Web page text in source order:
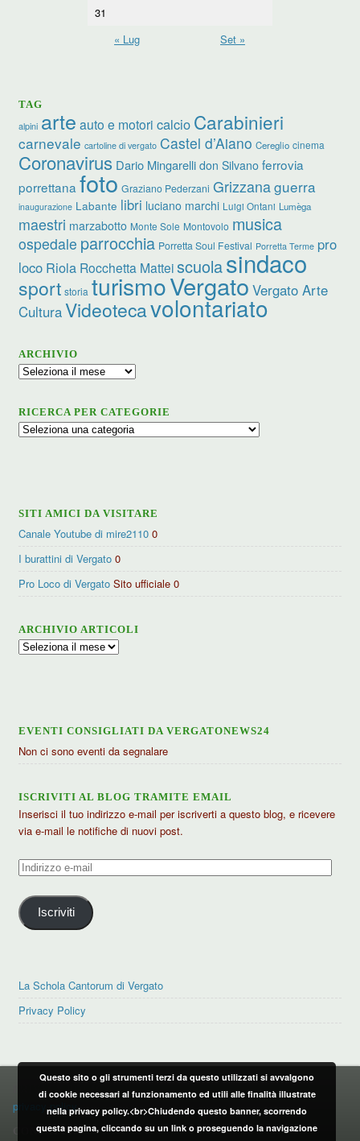
31
« Lug
Set »
TAG
alpini arte auto e motori calcio Carabinieri
carnevale cartoline di vergato Castel d’Aiano Cereglio cinema
Coronavirus Dario Mingarelli don Silvano ferrovia
porrettana foto Graziano Pederzani Grizzanaguerra
inaugurazione Labante libri luciano marchi Luigi Ontani Lumèga
maestri marzabotto Monte Sole Montovolo musica
ospedale parrocchia Porretta Soul Festival Porretta Terme pro
loco Riola Rocchetta Matteiscuolasindaco
sport storia turismoVergato Vergato Arte
CulturaVideotecavolontariato
ARCHIVIO
Archivio
RICERCA PER CATEGORIE
Ricerca
SITI AMICI DA VISITARE
Canale Youtube di mire2110 0
I burattini di Vergato 0
Pro Loco di Vergato Sito ufficiale 0
ARCHIVIO ARTICOLI
Archivio
EVENTI CONSIGLIATI DA VERGATONEWS24
Non ci sono eventi da segnalare
ISCRIVITI AL BLOG TRAMITE EMAIL
Inserisci il tuo indirizzo e-mail per iscriverti a questo blog, e ricevere
via e-mail le notifiche di nuovi post.
Indirizzo
mail
Iscriviti
La Schola Cantorum di Vergato
Privacy Policy
PRIVACY POLICY
privacy policy
CONTATTI:
Questo sito o gli strumenti terzi da questo utilizzati si avvalgono
di cookie necessari al funzionamento ed utili alle finalità illustrate
nella privacy policy.<br>Chiudendo questo banner, scorrendo
questa pagina, cliccando su un link o proseguendo la navigazione